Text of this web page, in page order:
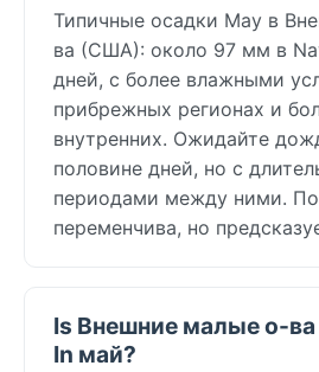
Типичные осадки May в
ва (США): около 97 мм в
дней, с более влажными
прибрежных регионах и
внутренних. Ожидайте
половине дней, но с
периодами между ними.
переменчива, но
Is Внешние малые о-
In май?